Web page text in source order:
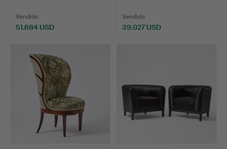
Vendido
51.684 USD
seleccionado
Vendido
39.027 USD